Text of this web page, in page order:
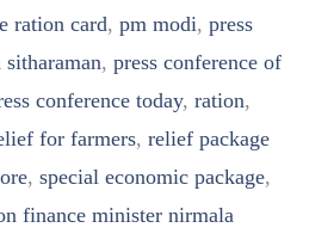
ration card, pm modi, press
, press conference of
conference today, ration,
for farmers, relief package
, special economic package,
finance minister nirmala